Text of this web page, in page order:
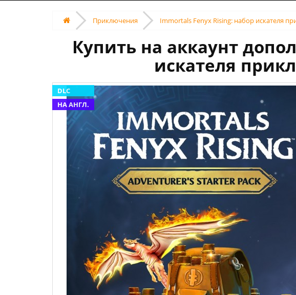
Приключения Immortals Fenyx Rising: набор искателя
Купить на аккаунт
искателя
DLC
НА АНГЛ.